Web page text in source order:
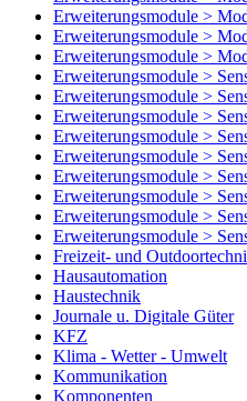
Erweiterungsmodule >
Erweiterungsmodule >
Erweiterungsmodule >
Erweiterungsmodule >
Erweiterungsmodule >
Erweiterungsmodule >
Erweiterungsmodule >
Erweiterungsmodule >
Erweiterungsmodule >
Erweiterungsmodule >
Erweiterungsmodule >
Erweiterungsmodule >
Freizeit- und
Hausautomation
Haustechnik
Journale u. Digitale Güter
KFZ
Klima - Wetter - Umwelt
Kommunikation
Komponenten